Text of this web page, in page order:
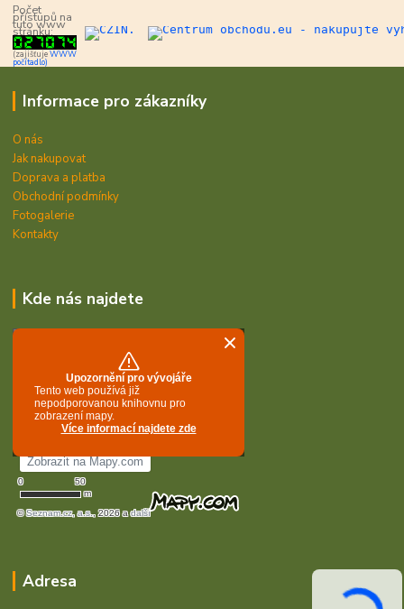
Počet
přístupů na
tuto www
stránku:
(zajišťujeWWW
počítadlo)
Informace pro zákazníky
O nás
Jak nakupovat
Doprava a platba
Obchodní podmínky
Fotogalerie
Kontakty
Kde nás najdete
Adresa